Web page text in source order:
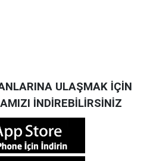
ULAŞMAK İÇİN
İNDİREBİLİRSİNİZ